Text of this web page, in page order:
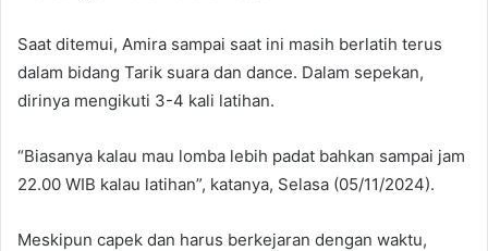
Saat ditemui, Amira sampai saat ini masih berlatih terus
dalam bidang Tarik suara dan dance. Dalam sepekan,
dirinya mengikuti 3-4 kali latihan.
“Biasanya kalau mau lomba lebih padat bahkan sampai jam
22.00 WIB kalau latihan”, katanya, Selasa (05/11/2024).
Meskipun capek dan harus berkejaran dengan waktu,